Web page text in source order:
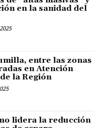
en la sanidad del
entre las zonas
en Atención
la Región
lidera la reducción